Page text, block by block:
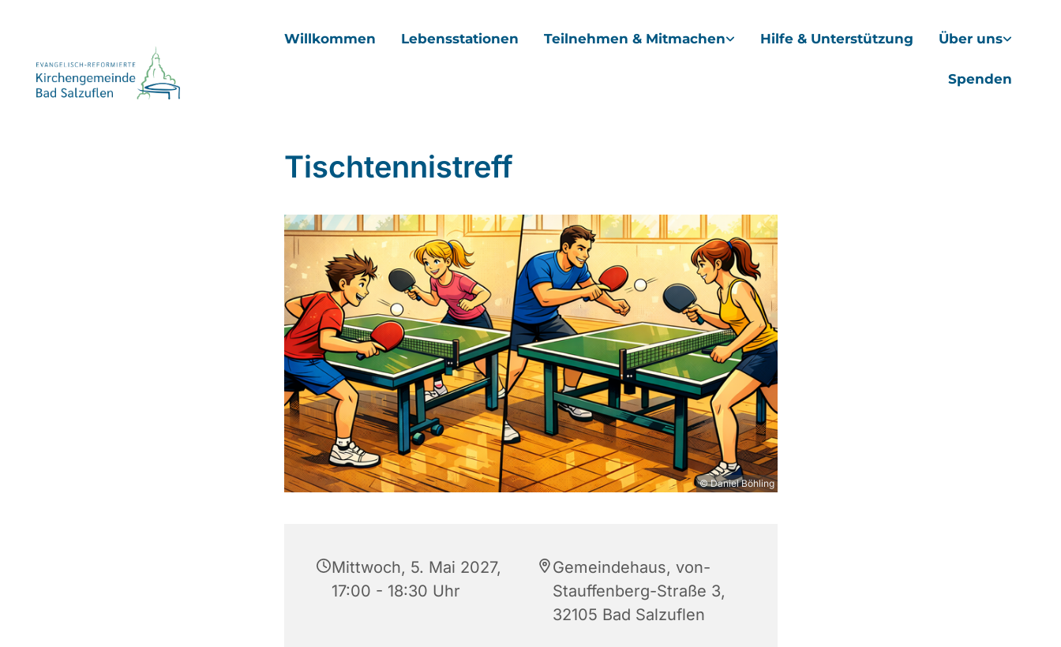
Willkommen Lebensstationen Teilnehmen & Mitmachen Hilfe & Unterstützung Über uns
Spenden
Tischtennistreff
© Daniel Böhling
Mittwoch, 5. Mai 2027,
17:00 - 18:30 Uhr
Gemeindehaus, von-
Stauffenberg-Straße 3,
32105 Bad Salzuflen